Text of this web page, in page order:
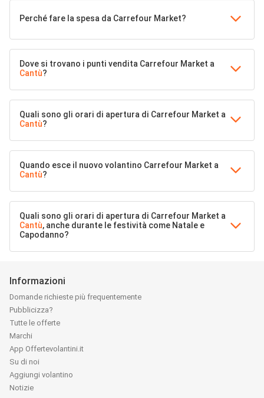
Perché fare la spesa da Carrefour Market?
Dove si trovano i punti vendita Carrefour Market a
Cantù?
Quali sono gli orari di apertura di Carrefour Market a
Cantù?
Quando esce il nuovo volantino Carrefour Market a
Cantù?
Quali sono gli orari di apertura di Carrefour Market a
Cantù, anche durante le festività come Natale e
Capodanno?
Informazioni
Domande richieste più frequentemente
Pubblicizza?
Tutte le offerte
Marchi
App Offertevolantini.it
Su di noi
Aggiungi volantino
Notizie